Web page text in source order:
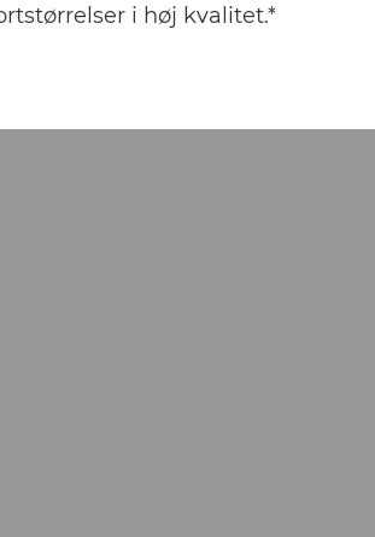
i høj kvalitet.*